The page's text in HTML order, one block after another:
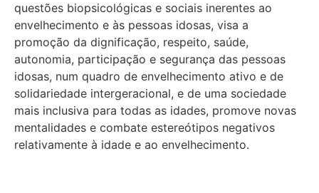
questões biopsicológicas e sociais inerentes ao
envelhecimento e às pessoas idosas, visa a
promoção da dignificação, respeito, saúde,
autonomia, participação e segurança das pessoas
idosas, num quadro de envelhecimento ativo e de
solidariedade intergeracional, e de uma sociedade
mais inclusiva para todas as idades, promove novas
mentalidades e combate estereótipos negativos
relativamente à idade e ao envelhecimento.